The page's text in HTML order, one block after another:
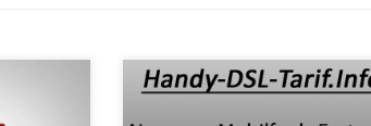
Maximale mobile Freiheit: AY YILDIZ